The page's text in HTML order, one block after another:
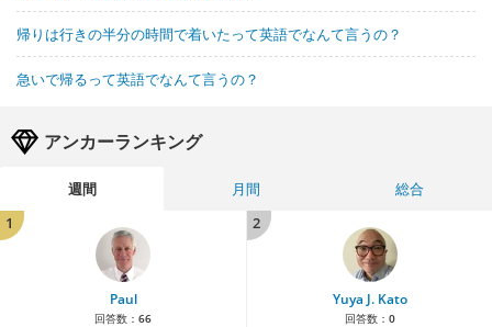
帰りは行きの半分の時間で着いたって英語でなんて言うの？
急いで帰るって英語でなんて言うの？
アンカーランキング
週間 月間
総合
1
Paul
回答数： 66
2
Yuya J. Kato
回答数： 0